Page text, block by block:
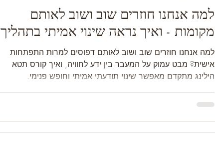
למה אנחנו חוזרים שוב ושוב לאותם
מקומות - ואיך נראה שינוי אמיתי בתהליך
תטא הילינג מתקדם גם באונליין.
למה אנחנו חוזרים שוב ושוב לאותם דפוסים למרות התפתחות
אישית? מבט עמוק על המעבר בין ידע לחוויה, ואיך קורס תטא
הילינג מתקדם מאפשר שינוי תודעתי אמיתי וחופש פנימי.